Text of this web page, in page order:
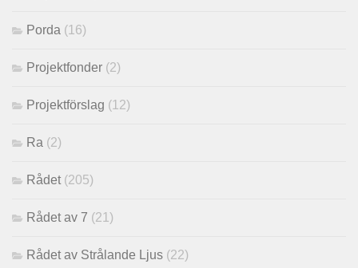
Porda (16)
Projektfonder (2)
Projektförslag (12)
Ra (2)
Rådet (205)
Rådet av 7 (21)
Rådet av Strålande Ljus (22)